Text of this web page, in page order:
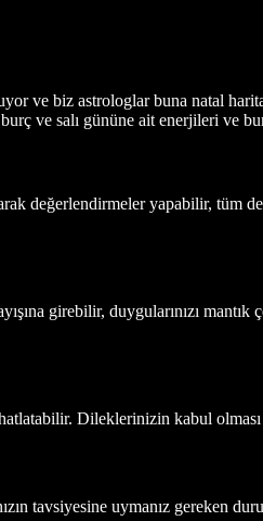
ve biz astrologlar buna natal
ve salı gününe ait enerjileri ve
değerlendirmeler yapabilir, tüm
girebilir, duygularınızı
Dileklerinizin kabul
tavsiyesine uymanız gereken